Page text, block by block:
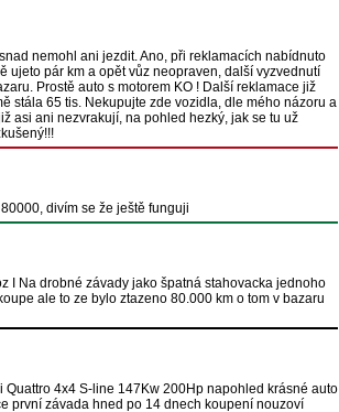
nemohl ani jezdit. Ano, při reklamacích nabídnuto
ujeto pár km a opět vůz neopraven, další vyzvednutí
Prostě auto s motorem KO ! Další reklamace již
stála 65 tis. Nekupujte zde vozidla, dle mého názoru a
asi ani nezvrakují, na pohled hezký, jak se tu už
divím se že ještě funguji
I Na drobné závady jako špatná stahovacka jednoho
ale to ze bylo ztazeno 80.000 km o tom v bazaru
Quattro 4x4 S-line 147Kw 200Hp napohled krásné auto
první závada hned po 14 dnech koupení nouzoví